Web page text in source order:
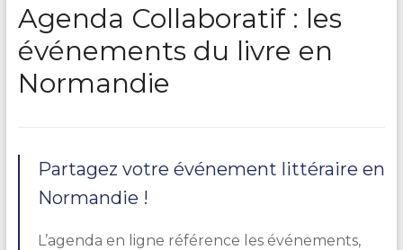
Agenda Collaboratif : les
événements du livre en
Normandie
Partagez votre événement littéraire en
Normandie !
L’agenda en ligne référence les événements,